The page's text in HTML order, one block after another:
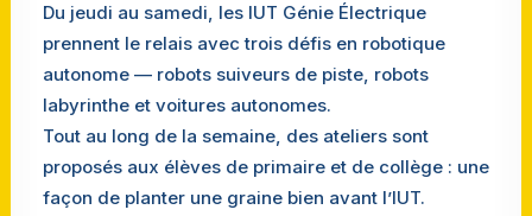
Du jeudi au samedi, les IUT Génie Électrique
prennent le relais avec trois défis en robotique
autonome — robots suiveurs de piste, robots
labyrinthe et voitures autonomes.
Tout au long de la semaine, des ateliers sont
proposés aux élèves de primaire et de collège : une
façon de planter une graine bien avant l’IUT.